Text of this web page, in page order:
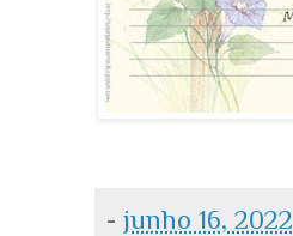
- junho 16, 2022